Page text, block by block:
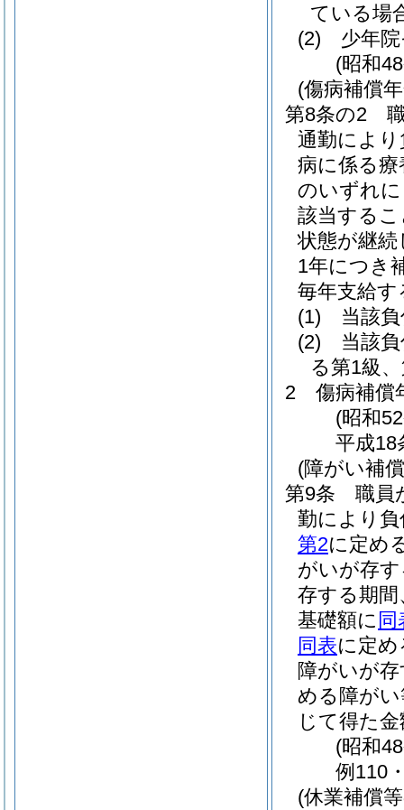
ている場
(2)
少年
(昭和
(傷病補償
第8条の2
通勤によ
病に係る
のいずれ
該当する
状態が継
1年につき
毎年支給す
(1)
当該
(2)
当該
る第1級
2
傷病補償
(昭和
平成18
(障がい補
第9条
職員
勤により
第2に定め
がいが存
存する期間
基礎額に 同
同表に定
障がいが
める障が
じて得た
(昭和
例110
(休業補償